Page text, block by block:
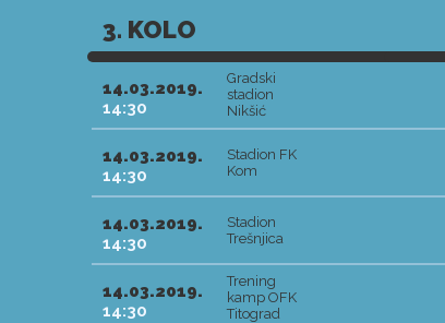
3. KOLO
14.03.2019.
14:30
Gradski
stadion
Nikšić
14.03.2019.
14:30
Stadion FK
Kom
14.03.2019.
14:30
Stadion
Trešnjica
14.03.2019.
14:30
Trening
kamp OFK
Titograd